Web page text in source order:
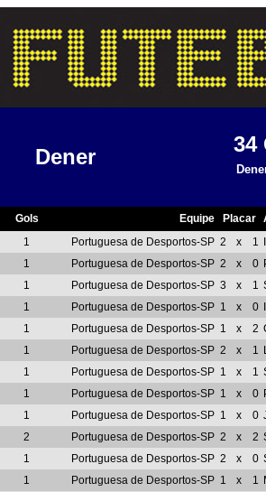
Dener
34
Gols Equipe Placar
1 Portuguesa de Desportos-SP 2 x 1
1 Portuguesa de Desportos-SP 2 x 0
1 Portuguesa de Desportos-SP 3 x 1
1 Portuguesa de Desportos-SP 1 x 0
1 Portuguesa de Desportos-SP 1 x 2
1 Portuguesa de Desportos-SP 2 x 1
1 Portuguesa de Desportos-SP 1 x 1
1 Portuguesa de Desportos-SP 1 x 0
1 Portuguesa de Desportos-SP 1 x 0
2 Portuguesa de Desportos-SP 2 x 2
1 Portuguesa de Desportos-SP 2 x 0
1 Portuguesa de Desportos-SP 1 x 1